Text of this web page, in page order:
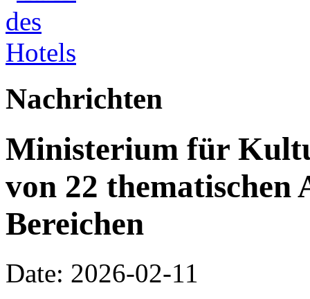
Nachrichten
Ministerium für
von 22
Bereichen
Date: 2026-02-11